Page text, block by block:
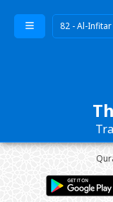
82 - Al-Infitar